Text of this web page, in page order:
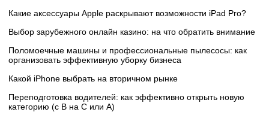
Какие аксессуары Apple раскрывают возможности iPad Pro?
Выбор зарубежного онлайн казино: на что обратить внимание
Поломоечные машины и профессиональные пылесосы: как
организовать эффективную уборку бизнеса
Какой iPhone выбрать на вторичном рынке
Переподготовка водителей: как эффективно открыть новую
категорию (с B на C или А)